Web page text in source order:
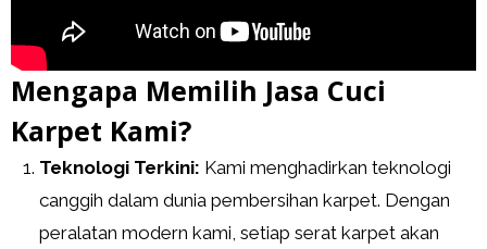
Mengapa Memilih Jasa Cuci
Karpet Kami?
Teknologi Terkini: Kami menghadirkan teknologi
canggih dalam dunia pembersihan karpet. Dengan
peralatan modern kami, setiap serat karpet akan